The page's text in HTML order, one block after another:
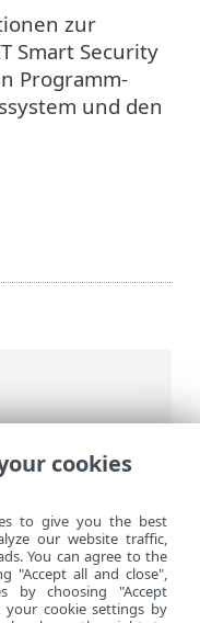
Security
Symbol für
zur
Smart Security
Programm-
und den
cookies
to give you the best
our website traffic,
You can agree to the
"Accept all and close",
by choosing "Accept
your cookie settings by